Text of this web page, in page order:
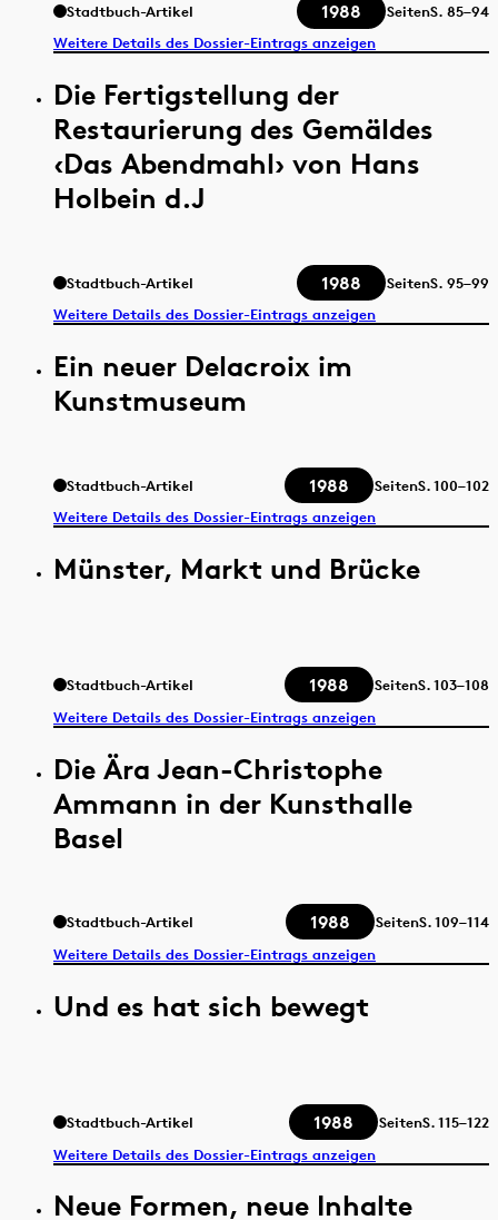
Stadtbuch-Artikel 1988 SeitenS. 85–94
Weitere Details des Dossier-Eintrags anzeigen
Die Fertigstellung der
Restaurierung des Gemäldes
‹Das Abendmahl› von Hans
Holbein d.J
Stadtbuch-Artikel 1988 SeitenS. 95–99
Weitere Details des Dossier-Eintrags anzeigen
Ein neuer Delacroix im
Kunstmuseum
Stadtbuch-Artikel 1988 SeitenS.100–102
Weitere Details des Dossier-Eintrags anzeigen
Münster, Markt und Brücke
Stadtbuch-Artikel 1988 SeitenS.103–108
Weitere Details des Dossier-Eintrags anzeigen
Die Ära Jean-Christophe
Ammann in der Kunsthalle
Basel
Stadtbuch-Artikel 1988 SeitenS.109–114
Weitere Details des Dossier-Eintrags anzeigen
Und es hat sich bewegt
Stadtbuch-Artikel 1988 SeitenS.115–122
Weitere Details des Dossier-Eintrags anzeigen
Neue Formen, neue Inhalte